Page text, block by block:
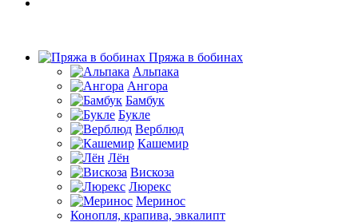
Пряжа в бобинах
Альпака
Ангора
Бамбук
Букле
Верблюд
Кашемир
Лён
Вискоза
Люрекс
Меринос
Конопля, крапива, эвкалипт